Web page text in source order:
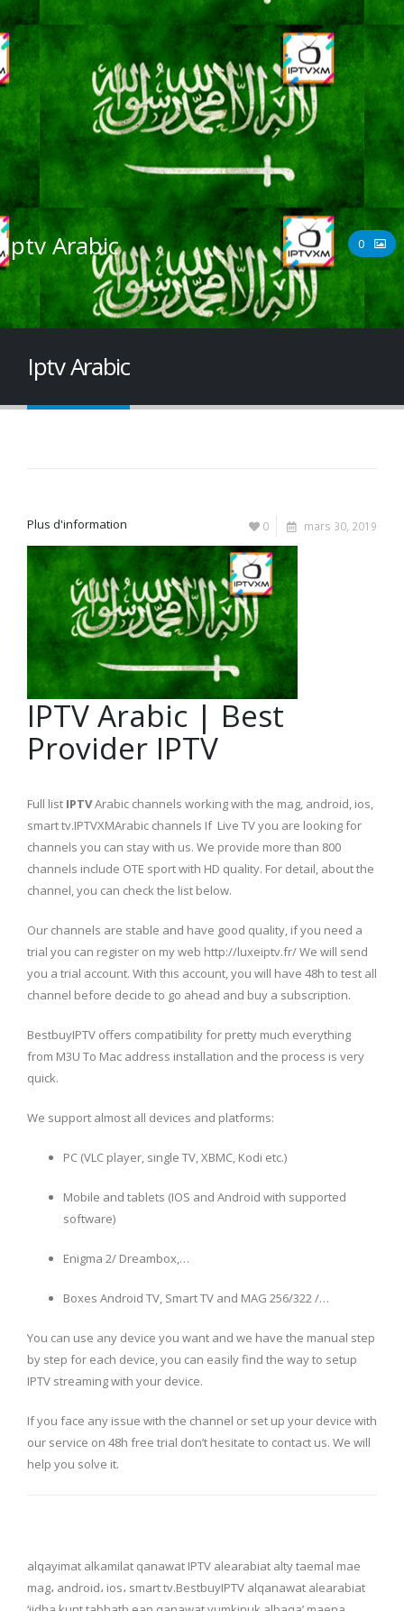
Iptv Arabic 0
Iptv Arabic
0 mars 30, 2019
Plus d'information
IPTV Arabic | Best
Provider IPTV
Full list IPTVArabic channels working with the mag, android, ios,
smart tv.IPTVXMArabic channels If Live TV you are looking for
channels you can stay with us. We provide more than 800
channels include OTE sport with HD quality. For detail, about the
channel, you can check the list below.
Our channels are stable and have good quality, if you need a
trial you can register on my web http://luxeiptv.fr/ We will send
you a trial account. With this account, you will have 48h to test all
channel before decide to go ahead and buy a subscription.
BestbuyIPTV offers compatibility for pretty much everything
from M3U To Mac address installation and the process is very
quick.
We support almost all devices and platforms:
PC (VLC player, single TV, XBMC, Kodi etc.)
Mobile and tablets (IOS and Android with supported
software)
Enigma 2/ Dreambox,…
Boxes Android TV, Smart TV and MAG 256/322 /…
You can use any device you want and we have the manual step
by step for each device, you can easily find the way to setup
IPTV streaming with your device.
If you face any issue with the channel or set up your device with
our service on 48h free trial don’t hesitate to contact us. We will
help you solve it.
alqayimat alkamilat qanawat IPTV alearabiat alty taemal mae
mag، android، ios، smart tv.BestbuyIPTV alqanawat alearabiat